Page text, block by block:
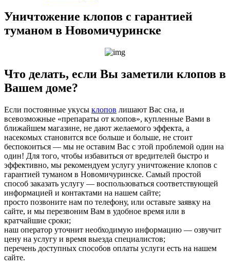
Уничтожение клопов с гарантией
туманом в Новомичуринске
Что делать, если Вы заметили клопов в
Вашем доме?
Если постоянные укусы клопов лишают Вас сна, и
всевозможные «препараты от клопов», купленные Вами в
ближайшем магазине, не дают желаемого эффекта, а
насекомых становится все больше и больше, не стоит
беспокоиться — мы не оставим Вас с этой проблемой один на
один! Для того, чтобы избавиться от вредителей быстро и
эффективно, мы рекомендуем услугу уничтожение клопов с
гарантией туманом в Новомичуринске. Самый простой
способ заказать услугу — воспользоваться соответствующей
информацией и контактами на нашем сайте;
просто позвоните нам по телефону, или оставьте заявку на
сайте, и мы перезвоним Вам в удобное время или в
кратчайшие сроки;
наш оператор уточнит необходимую информацию — озвучит
цену на услугу и время выезда специалистов;
перечень доступных способов оплаты услуги есть на нашем
сайте.